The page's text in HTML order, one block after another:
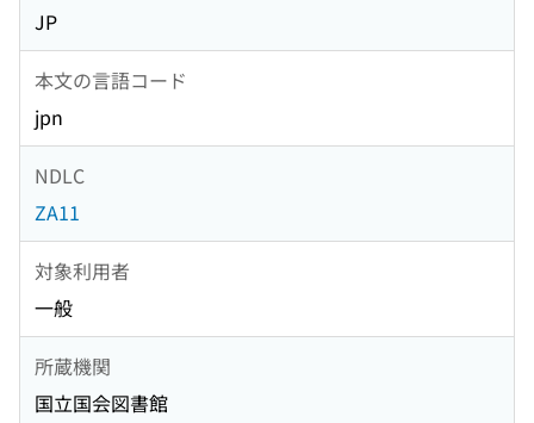
JP
本文の言語コード
jpn
NDLC
ZA11
対象利用者
一般
所蔵機関
国立国会図書館